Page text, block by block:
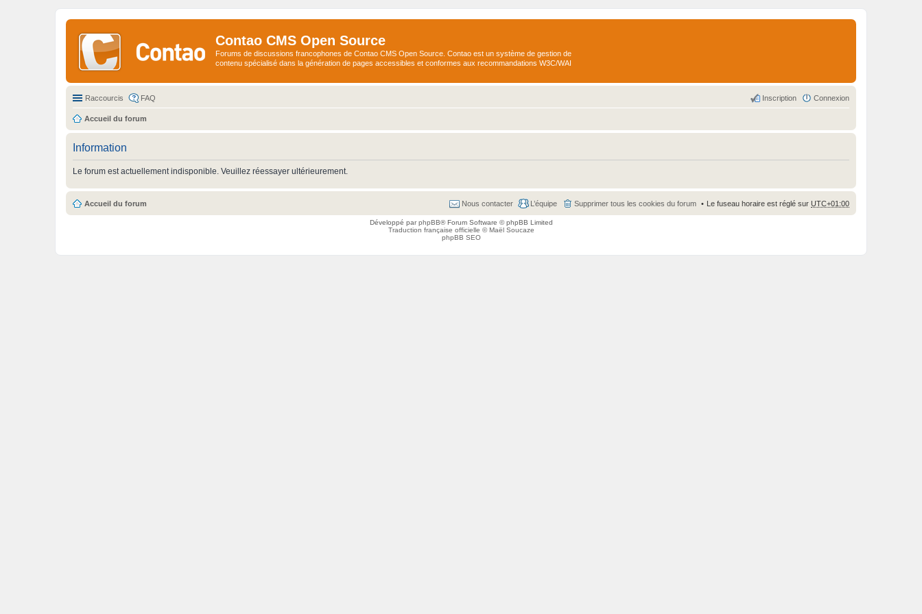
Contao CMS Open Source
Forums de discussions francophones de Contao CMS Open Source. Contao est un système de gestion de
contenu spécialisé dans la génération de pages accessibles et conformes aux recommandations W3C/WAI
Raccourcis FAQ Connexion
Inscription
Accueil du forum
Information
Le forum est actuellement indisponible. Veuillez réessayer ultérieurement.
Accueil du forum Le fuseau horaire est réglé sur UTC+01:00
Supprimer tous les cookies du forum
L’équipe
Nous contacter
Développé parphpBB® Forum Software © phpBB Limited
Traduction française officielle ©Maël Soucaze
phpBB SEO